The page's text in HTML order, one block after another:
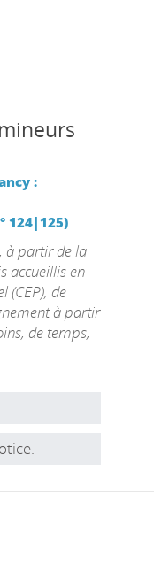
:
124|125)
à partir de la
accueillis en
(CEP), de
à partir
de temps,